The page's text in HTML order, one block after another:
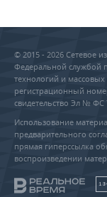
© 2015 - 2026 Сетевое
Федеральной службой
технологий и
регистрационный
свидетельство Эл № ФС
Использование
предварительного
прямая гиперссылка
воспроизведении